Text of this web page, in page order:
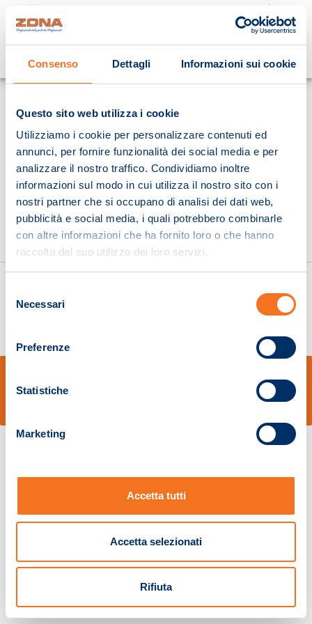
Consenso Dettagli Informazioni sui cookie
Questo sito web utilizza i cookie
Utilizziamo i cookie per personalizzare contenuti ed
annunci, per fornire funzionalità dei social media e per
analizzare il nostro traffico. Condividiamo inoltre
informazioni sul modo in cui utilizza il nostro sito con i
nostri partner che si occupano di analisi dei dati web,
pubblicità e social media, i quali potrebbero combinarle
con altre informazioni che ha fornito loro o che hanno
raccolto dal suo utilizzo dei loro servizi.
delNecessari
Preferenze
Statistiche
Marketing
Accetta tutti
Accetta selezionati
Rifiuta
Cosa stai cercando?
Pistoia 01680210505 – R.E.A. n.155974 - Cap.Soc. € 2.000.000,00 i.v. La
Società adotta il Codice Etico D.lgs. 231/01